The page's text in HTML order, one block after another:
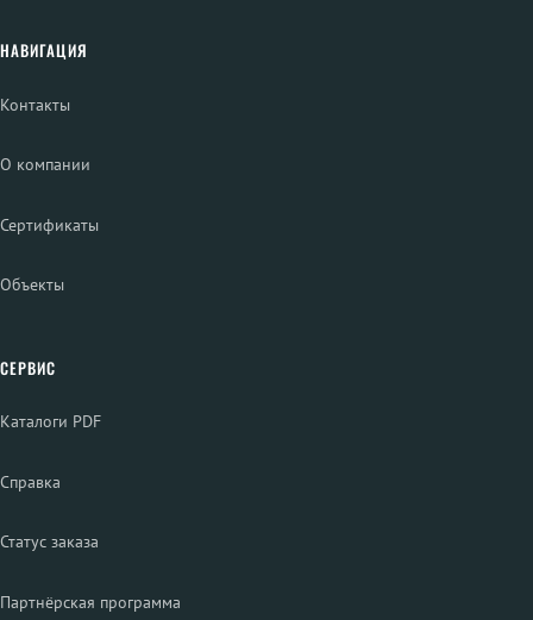
НАВИГАЦИЯ
Контакты
О компании
Сертификаты
Объекты
СЕРВИС
Каталоги PDF
Справка
Статус заказа
Партнёрская программа